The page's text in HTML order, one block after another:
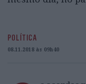
POLÍTICA
08.11.2018 às 09h40